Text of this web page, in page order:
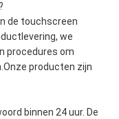
de touchscreen
we
procedures om
producten zijn
binnen 24 uur. De